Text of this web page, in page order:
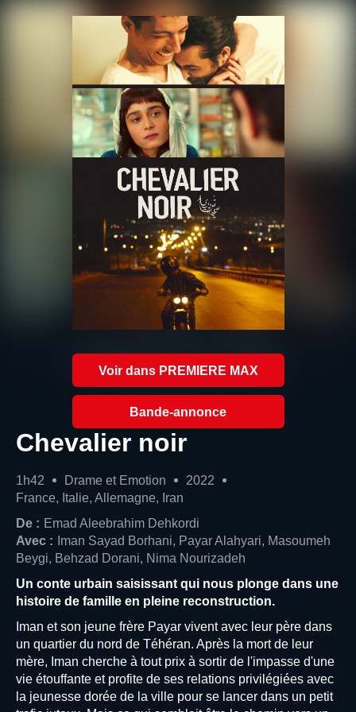
Voir dans PREMIERE MAX
Bande-annonce
Chevalier noir
1h42 Drame et Emotion
2022
France, Italie, Allemagne, Iran
De : Emad Aleebrahim Dehkordi
Avec : Iman Sayad Borhani, Payar Alahyari, Masoumeh
Beygi, Behzad Dorani, Nima Nourizadeh
Un conte urbain saisissant qui nous plonge dans une
histoire de famille en pleine reconstruction.
Iman et son jeune frère Payar vivent avec leur père dans
un quartier du nord de Téhéran. Après la mort de leur
mère, Iman cherche à tout prix à sortir de l'impasse d'une
vie étouffante et profite de ses relations privilégiées avec
la jeunesse dorée de la ville pour se lancer dans un petit